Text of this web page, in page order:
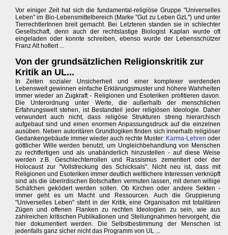
Vor einiger Zeit hat sich die fundamental-religiöse Gruppe "Universelles
Leben" im Bio-Lebensmittelbereich (Marke "Gut zu Leben GzL") und unter
TierrechtlerInnen breit gemacht. Bei Letzteren standen sie in schlechter
Gesellschaft, denn auch der rechtslastige Biologist Kaplan wurde oft
eingeladen oder konnte schreiben, ebenso wurde der Lebensschützer
Franz Alt hofiert ...
Von der grundsätzlichen Religionskritik zur
Kritik an UL...
In Zeiten sozialer Unsicherheit und einer komplexer werdenden
Lebenswelt gewinnen einfache Erklärungsmuster und höhere Wahrheiten
immer wieder an Zugkraft - Religionen und Esoteriken profitieren davon.
Die Unterordnung unter Werte, die außerhalb der menschlichen
Erfahrungswelt stehen, ist Bestandteil jeder religiösen Ideologie. Daher
verwundert auch nicht, dass religöse Strukturen streng hierarchisch
aufgebaut sind und einen enormen Anpassungsdruck auf die einzelnen
ausüben. Neben autoritären Grundlogiken finden sich innerhalb religiöser
Gedankengebäude immer wieder auch rechte Muster: Karma-Lehren oder
göttlicher Wille werden benutzt, um Ungleichbehandlung von Menschen
zu rechtfertigen und als unabänderlich hinzustellen - auf diese Weise
werden z.B. Geschlechterrollen und Rassismus zementiert oder der
Holocaust zur "Vollstreckung des Schicksals". Nicht neu ist, dass mit
Religionen und Esoteriken immer deutlich weltlichere Interessen verknüpft
sind als die überirdischen Botschaften vermuten lassen, mit denen willige
Schäfchen geködert werden sollen. Ob Kirchen oder andere Sekten -
immer geht es um Macht und Ressourcen. Auch die Gruppierung
"Universelles Leben" steht in der Kritik, eine Organisation mit totalitären
Zügen und offenen Flanken zu rechten Ideologien zu sein, wie aus
zahlreichen kritischen Publikationen und Stellungnahmen hervorgeht, die
hier dokumentiert werden. Die Selbstbestimmung der Menschen ist
jedenfalls ganz sicher nicht das Programm von UL ...